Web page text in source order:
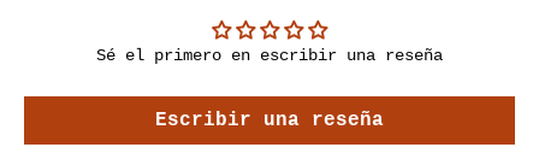
Sé el primero en escribir una reseña
Escribir una reseña